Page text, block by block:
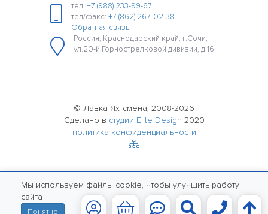
тел: +7 (988) 233-99-67
тел/факс: +7 (862) 267-02-38
Обратная связь
Россия, Краснодарский край, г.Сочи,
ул.20-й Горнострелковой дивизии, д 16
© Лавка Яхтсмена, 2008-2026
Сделано в студии Elite Design 2020
политика конфиденциальности
Мы используем файлы cookie, чтобы улучшить работу
сайта
Понятно